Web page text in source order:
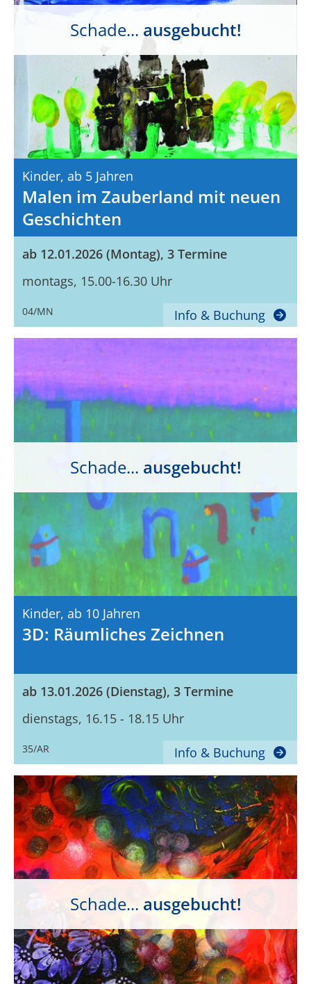
Schade... ausgebucht!
Kinder, Ab 5 Jahren
Malen im Zauberland mit neuen
Geschichten
ab 12.01.2026 (Montag), 3 Termine
montags, 15.00-16.30 Uhr
04/MN Info & Buchung
Schade... ausgebucht!
Kinder, Ab 10 Jahren
3D: Räumliches Zeichnen
ab 13.01.2026 (Dienstag), 3 Termine
dienstags, 16.15 - 18.15 Uhr
35/AR Info & Buchung
Schade... ausgebucht!